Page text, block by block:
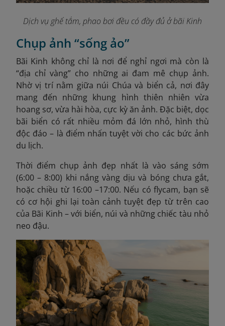
Dịch vụ ghế tắm, phao bơi đều có đầy đủ ở bãi Kinh
Chụp ảnh “sống ảo”
Bãi Kinh không chỉ là nơi để nghỉ ngơi mà còn là
“địa chỉ vàng” cho những ai đam mê chụp ảnh.
Nhờ vị trí nằm giữa núi Chúa và biển cả, nơi đây
mang đến những khung hình thiên nhiên vừa
hoang sơ, vừa hài hòa, cực kỳ ăn ảnh. Đặc biệt, dọc
bãi biển có rất nhiều mỏm đá lớn nhỏ, hình thù
độc đáo – là điểm nhấn tuyệt vời cho các bức ảnh
du lịch.
Thời điểm chụp ảnh đẹp nhất là vào sáng sớm
(6:00 – 8:00) khi nắng vàng dịu và bóng chưa gắt,
hoặc chiều từ 16:00 –17:00. Nếu có flycam, bạn sẽ
có cơ hội ghi lại toàn cảnh tuyệt đẹp từ trên cao
của Bãi Kinh – với biển, núi và những chiếc tàu nhỏ
neo đậu.